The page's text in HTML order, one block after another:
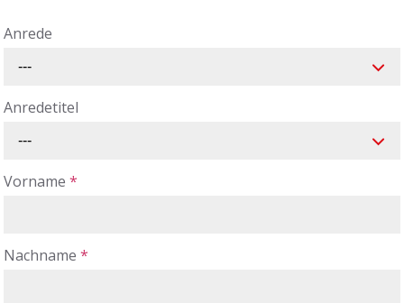
Anrede
---
Anredetitel
---
Vorname*
Nachname*